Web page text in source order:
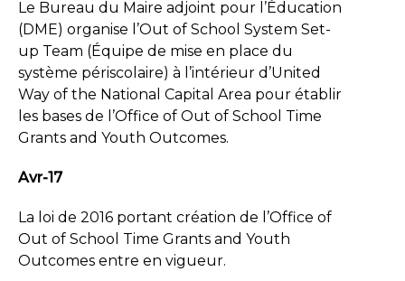
Le Bureau du Maire adjoint pour l’Éducation
(DME) organise l’Out of School System Set-
up Team (Équipe de mise en place du
système périscolaire) à l’intérieur d’United
Way of the National Capital Area pour établir
les bases de l’Office of Out of School Time
Grants and Youth Outcomes.
Avr-17
La loi de 2016 portant création de l’Office of
Out of School Time Grants and Youth
Outcomes entre en vigueur.